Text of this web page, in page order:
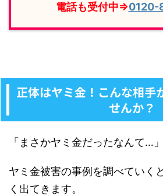
電話も受付中⇒0120-
正体はヤミ金！こんな相手
せんか？
「まさかヤミ金だったなんて…」
ヤミ金被害の事例を調べていく
く出てきます。